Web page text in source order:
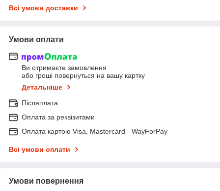
Всі умови доставки
Умови оплати
Ви отримаєте замовлення
або гроші повернуться на вашу картку
Детальніше
Післяплата
Оплата за реквізитами
Оплата картою Visa, Mastercard - WayForPay
Всі умови оплати
Умови повернення